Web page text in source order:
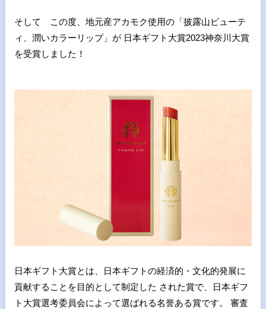
そして この度、地元産アカモク使用の「披露山ビューテ
ィ、潤いカラーリップ」が 日本ギフト大賞2023神奈川大賞
を受賞しました！
日本ギフト大賞とは、日本ギフトの経済的・文化的発展に
貢献することを目的として制定した された賞で、日本ギフ
ト大賞選考委員会によって選ばれる名誉ある賞です。 審査